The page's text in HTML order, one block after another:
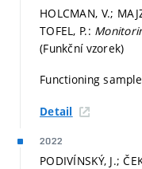
HOLCMAN, V.;
TOFEL, P.:
(Funkční vzorek)
Functioning sample
Detail
2022
PODIVÍNSKÝ, J.;